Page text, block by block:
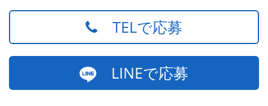
TELで応募
LINEで応募